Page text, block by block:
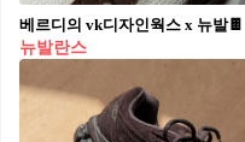
베르디의 vk디자인웍스 x 뉴발🍫
뉴발란스